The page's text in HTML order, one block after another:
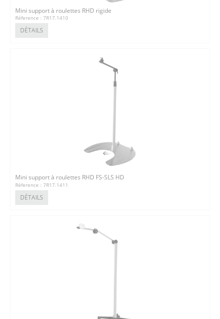
Mini support à roulettes RHD rigide
Réference : 7R17.1410
DÉTAILS
Mini support à roulettes RHD FS-SLS HD
Réference : 7R17.1411
DÉTAILS